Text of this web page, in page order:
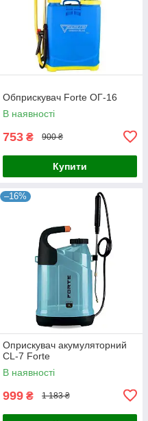
Обприскувач Forte ОГ-16
В наявності
753 ₴ 900 ₴
Купити
–16%
Оприскувач акумуляторний
CL-7 Forte
В наявності
999 ₴ 1 183 ₴